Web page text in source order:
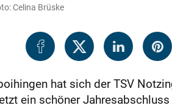
Celina Brüske
hat sich der TSV
ein schöner